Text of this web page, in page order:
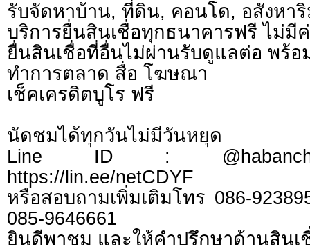
รับจัดหาบ้าน, ที่ดิน, คอนโด, อสังหา
บริการยื่นสินเชื่อทุกธนาคารฟรี ไม่มี
ยื่นสินเชื่อที่อื่นไม่ผ่านรับดูแลต่อ พร้อ
ทำการตลาด สื่อ โฆษณา
เช็คเครดิตบูโร ฟรี
นัดชมได้ทุกวันไม่มีวันหยุด
Line ID :
https://lin.ee/netCDYF
หรือสอบถามเพิ่มเติมโทร 086-
085-9646661
ยินดีพาชม และให้คำปรึกษาด้านสินเ